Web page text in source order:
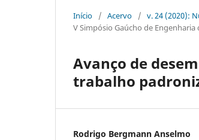
Início / Acervo / v. 24 (2020):
V Simpósio Gaúcho de Engenharia
Avanço de
trabalho
Rodrigo Bergmann Anselmo